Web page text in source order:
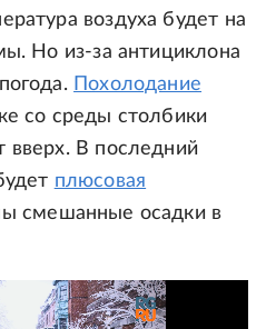
воздуха будет на
Но из-за антициклона
Похолодание
со среды столбики
вверх. В последний
плюсовая
смешанные осадки в